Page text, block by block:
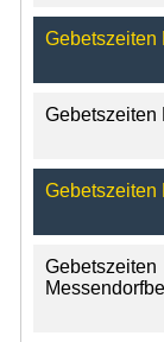
Gebetszeiten
Gebetszeiten
Gebetszeiten
Gebetszeiten